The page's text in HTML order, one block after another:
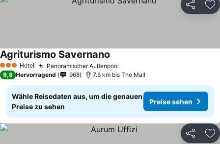
Teilen
3 SterneHotel Panoramischer Außenpool
Agriturismo Savernano
9,8 Hervorragend 968 7.6 km bis The Mall
Wähle Reisedaten aus, um die genauen
Preise zu sehen
Preise sehen
Teilen